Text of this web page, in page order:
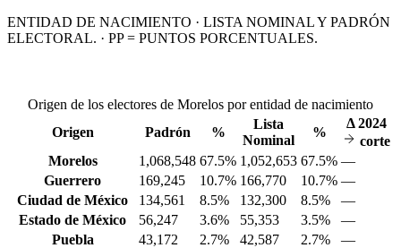
ENTIDAD DE NACIMIENTO · LISTA NOMINAL Y PADRÓN
ELECTORAL. · PP = PUNTOS PORCENTUALES.
Origen de los electores de Morelos por entidad de nacimiento
Origen
Padrón %
Lista
Nominal
%
Δ2024
corte
Morelos
1,068,548 67.5% 1,052,653 67.5% —
Guerrero
169,245 10.7% 166,770 10.7% —
Ciudad de México
134,561 8.5% 132,300 8.5%
—
Estado de México
56,247 3.6% 55,353 3.5%
—
Puebla
43,172 2.7% 42,587 2.7%
—